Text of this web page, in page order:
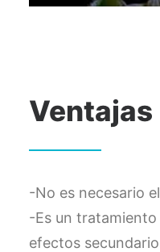
Ventajas
-No es necesario
-Es un
efectos